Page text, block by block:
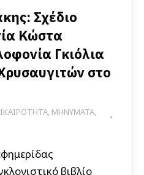
Σχέδιο
Κώστα
Γκιόλια
στο
, ΜΗΝΥΜΑΤΑ,
βιβλίο